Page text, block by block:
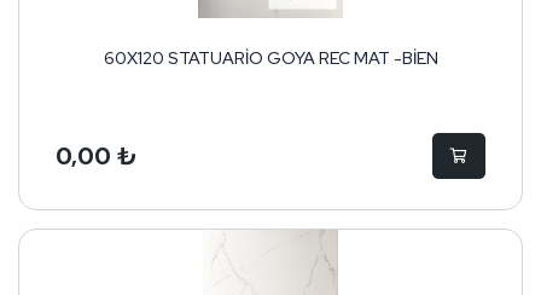
60X120 STATUARİO GOYA REC MAT -BİEN
0,00 ₺